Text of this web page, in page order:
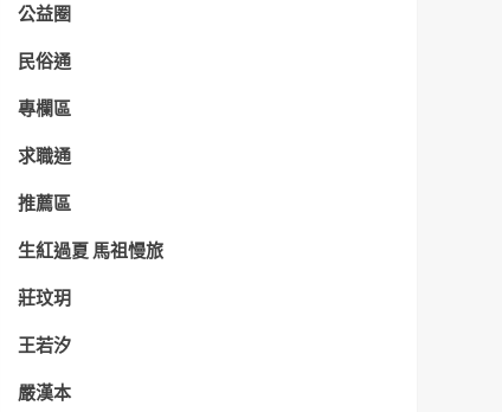
公益圈
民俗通
專欄區
求職通
推薦區
生紅過夏 馬祖慢旅
莊玟玥
王若汐
嚴漢本